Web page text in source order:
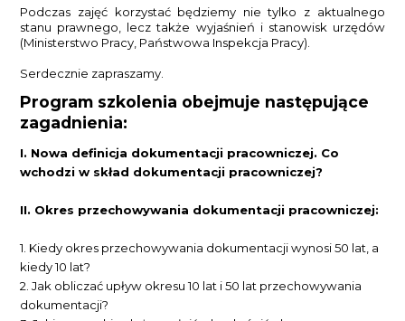
Podczas zajęć korzystać będziemy nie tylko z aktualnego
stanu prawnego, lecz także wyjaśnień i stanowisk urzędów
(Ministerstwo Pracy, Państwowa Inspekcja Pracy).
Serdecznie zapraszamy.
Program szkolenia obejmuje następujące
zagadnienia:
I. Nowa definicja dokumentacji pracowniczej. Co
wchodzi w skład dokumentacji pracowniczej?
II. Okres przechowywania dokumentacji pracowniczej:
1. Kiedy okres przechowywania dokumentacji wynosi 50 lat, a
kiedy 10 lat?
2. Jak obliczać upływ okresu 10 lat i 50 lat przechowywania
dokumentacji?